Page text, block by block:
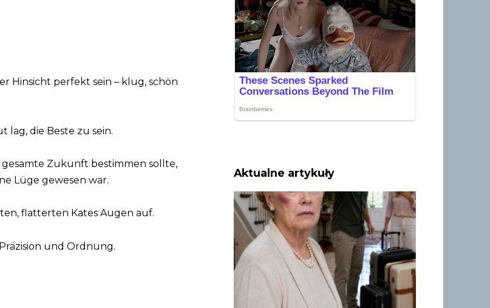
Hinsicht perfekt sein – klug, schön
lag, die Beste zu sein.
Zukunft bestimmen sollte,
Lüge gewesen war.
flatterten Kates Augen auf.
und Ordnung.
Aktualne artykuły